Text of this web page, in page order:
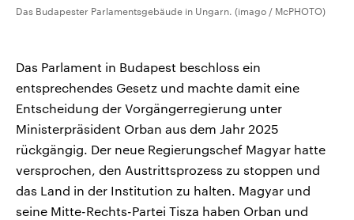
Das Budapester Parlamentsgebäude in Ungarn. (imago / McPHOTO)
Das Parlament in Budapest ‌beschloss ein
⁠entsprechendes Gesetz und machte damit eine
Entscheidung der Vorgängerregierung unter
Ministerpräsident Orban aus dem Jahr 2025
rückgängig. Der neue Regierungschef Magyar hatte
versprochen, den Austrittsprozess zu stoppen und
das Land in der Institution zu halten. Magyar und
seine Mitte-Rechts-Partei Tisza haben Orban und